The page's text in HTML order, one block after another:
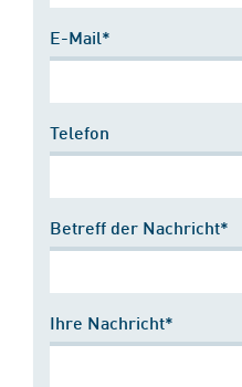
E-Mail*
Telefon
Betreff der Nachricht*
Ihre Nachricht*